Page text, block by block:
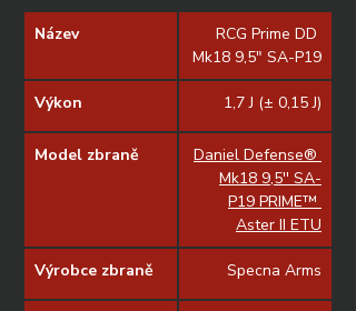
Název
RCG Prime DD
Mk18 9,5" SA-P19
Výkon 1,7 J (± 0,15 J)
Model zbraně
Daniel Defense®
Mk18 9,5'' SA-
P19 PRIME™
Aster II ETU
Výrobce zbraně Specna Arms